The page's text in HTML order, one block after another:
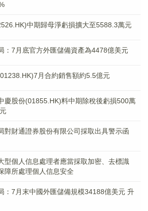
中期歸母淨虧損擴大至5588.3萬元
：7月底官方外匯儲備資產為4478億美元
月合約銷售額約5.5億元
慶股份(01855.HK)料中期除稅後虧損500萬
對財通證券股份有限公司採取出具警示函
型個人信息處理者應當採取加密、去標識
障所處理個人信息安全
：7月末中國外匯儲備規模34188億美元 升